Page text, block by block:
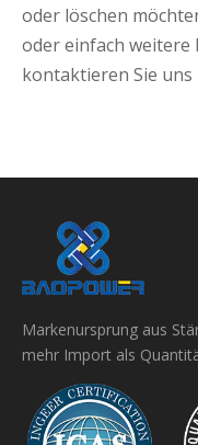
oder löschen
oder einfach
kontaktieren Sie uns
Markenursprung aus
mehr Import als